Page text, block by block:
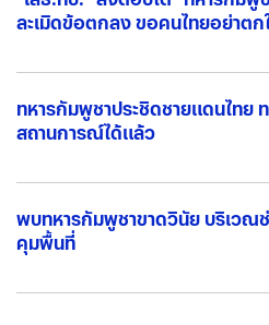
ละเมิดข้อตกลง ขอคนไทยอย่าตก
ทหารกัมพูชาประชิดชายแดนไทย
สถานการณ์ได้แล้ว
พบทหารกัมพูชาขาดวินัย บริเวณ
คุมพื้นที่